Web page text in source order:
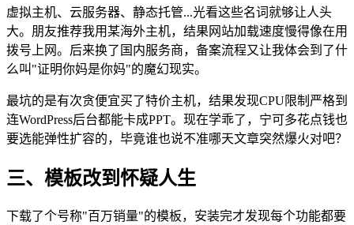
虚拟主机、云服务器、静态托管...光看这些名词就够让人头
大。朋友推荐我用某海外主机，结果网站加载速度慢得像在用
拨号上网。后来换了国内服务商，备案流程又让我体会到了什
么叫"证明你妈是你妈"的魔幻现实。
最坑的是有次贪便宜买了特价主机，结果发现CPU限制严格到
连WordPress后台都能卡成PPT。现在学乖了，宁可多花点钱也
要选能弹性扩容的，毕竟谁也说不准哪天文章突然爆火对吧？
三、模板改到怀疑人生
下载了个号称"百万销量"的模板，安装完才发现每个功能都要